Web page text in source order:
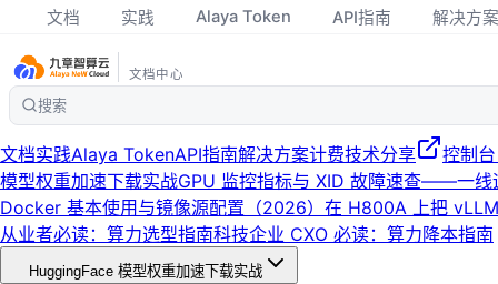
文档 实践 Alaya Token API指南 解决方案
文档中心
搜索
文档实践Alaya TokenAPI指南解决方案计费技术分享
控制
模型权重加速下载实战GPU 监控指标与 XID 故障速查——一线
Docker 基本使用与镜像源配置（2026） 在 H800A 上把
从业者必读：算力选型指南科技企业 CXO 必读：算力降本指南
HuggingFace 模型权重加速下载实战